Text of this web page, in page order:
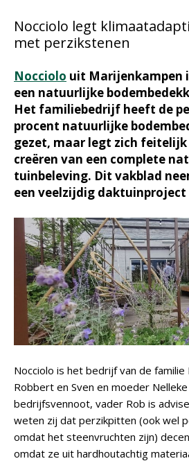
Nocciolo legt
met perzikstenen
Nocciolo uit Marijenkampen
een natuurlijke
Het familiebedrijf heeft de
procent natuurlijke
gezet, maar legt zich
creëren van een complete
tuinbeleving. Dit vakblad
een veelzijdig daktuinproject
Nocciolo is het bedrijf van de familie
Robbert en Sven en moeder
bedrijfsvennoot, vader Rob is
weten zij dat perzikpitten (ook wel
omdat het steenvruchten zijn)
omdat ze uit hardhoutachtig